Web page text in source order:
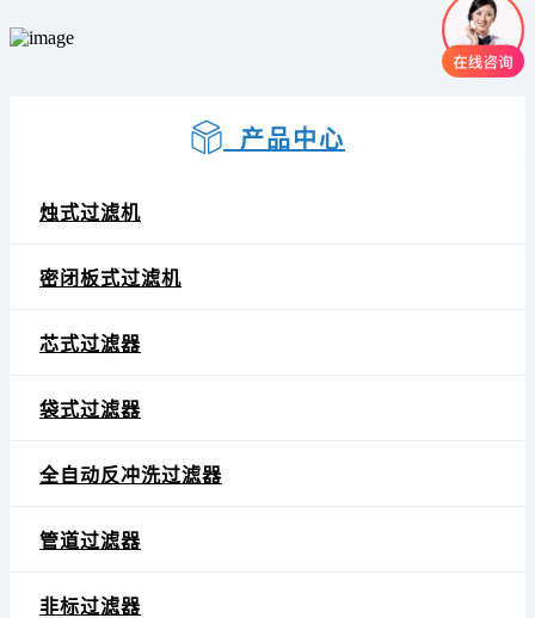
产品中心
烛式过滤机
密闭板式过滤机
芯式过滤器
袋式过滤器
全自动反冲洗过滤器
管道过滤器
非标过滤器